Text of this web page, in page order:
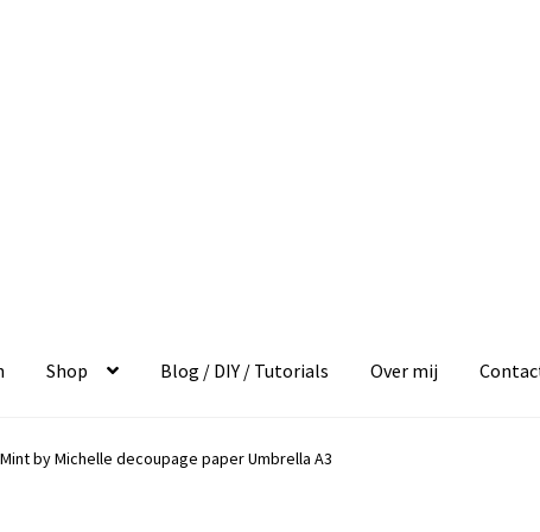
Shop Blog / DIY / Tutorials Over mij
Mint by Michelle decoupage paper Umbrella A3